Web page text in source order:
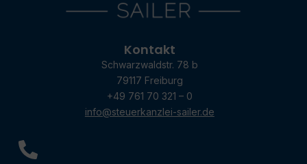
Kontakt
Schwarzwaldstr. 78 b
79117 Freiburg
+49 761 70 321 – 0
info@steuerkanzlei-sailer.de